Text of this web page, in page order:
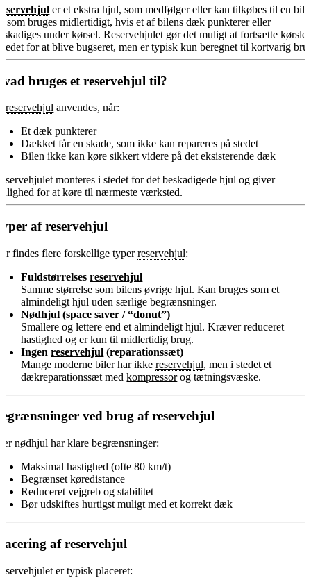
er et ekstra hjul, som medfølger eller kan tilkøbes til en bil,
som bruges midlertidigt, hvis et af bilens dæk punkterer eller
under kørsel. Reservehjulet gør det muligt at fortsætte
for at blive bugseret, men er typisk kun beregnet til kortvarig
bruges et reservehjul til?
reservehjul anvendes, når:
Et dæk punkterer
Dækket får en skade, som ikke kan repareres på stedet
Bilen ikke kan køre sikkert videre på det eksisterende dæk
monteres i stedet for det beskadigede hjul og giver
for at køre til nærmeste værksted.
af reservehjul
findes flere forskellige typerreservehjul:
Fuldstørrelsesreservehjul
Samme størrelse som bilens øvrige hjul. Kan bruges som et
almindeligt hjul uden særlige begrænsninger.
Nødhjul (space saver / “donut”)
Smallere og lettere end et almindeligt hjul. Kræver reduceret
hastighed og er kun til midlertidig brug.
Ingenreservehjul (reparationssæt)
Mange moderne biler har ikkereservehjul, men i stedet et
dækreparationssæt medkompressorog tætningsvæske.
ved brug af reservehjul
nødhjul har klare begrænsninger:
Maksimal hastighed (ofte 80 km/t)
Begrænset køredistance
Reduceret vejgreb og stabilitet
Bør udskiftes hurtigst muligt med et korrekt dæk
af reservehjul
er typisk placeret: